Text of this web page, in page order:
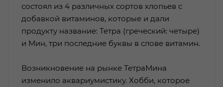
состоял из 4 различных сортов хлопьев с
добавкой витаминов, которые и дали
продукту название: Тетра (греческий: четыре)
и Мин, три последние буквы в слове витамин.
Возникновение на рынке ТетраМина
изменило аквариумистику. Хобби, которое